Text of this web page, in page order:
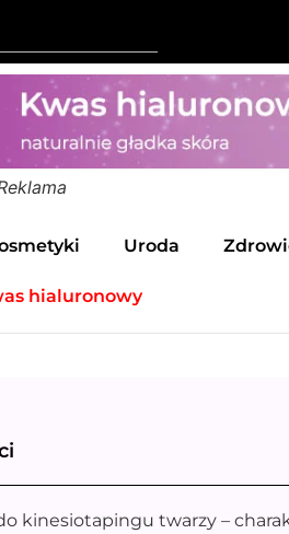
Uroda
hialuronowy
kinesiotapingu twarzy –